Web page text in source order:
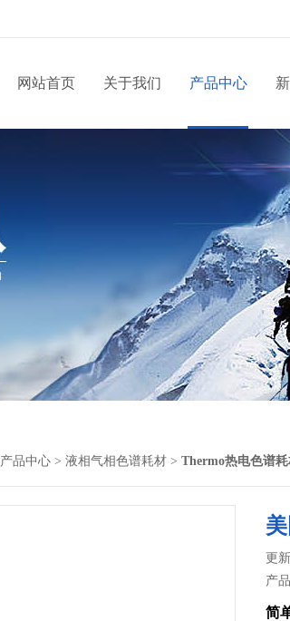
网站首页 关于我们 产品中心
产品中心 > 液相气相色谱耗材 > Thermo热电色谱
更
产
简